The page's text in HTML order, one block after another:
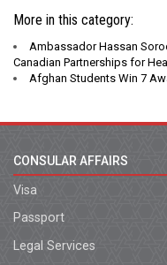
More in this category:
Ambassador Hassan
Canadian Partnerships for
Afghan Students Win 7
CONSULAR AFFAIRS
Visa
Passport
Legal Services